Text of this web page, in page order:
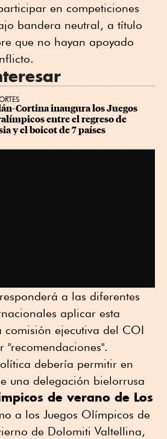
en competiciones
bandera neutral, a título
que no hayan apoyado
Cortina inaugura los Juegos
entre el regreso de
y el boicot de 7 países
a las diferentes
aplicar esta
comisión ejecutiva del COI
"recomendaciones".
debería permitir en
una delegación bielorrusa
de verano de Los
a los Juegos Olímpicos de
de Dolomiti Valtellina,